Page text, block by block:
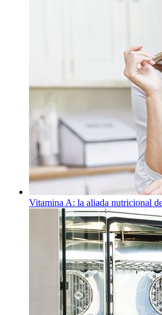
Vitamina A: la aliada nutricional